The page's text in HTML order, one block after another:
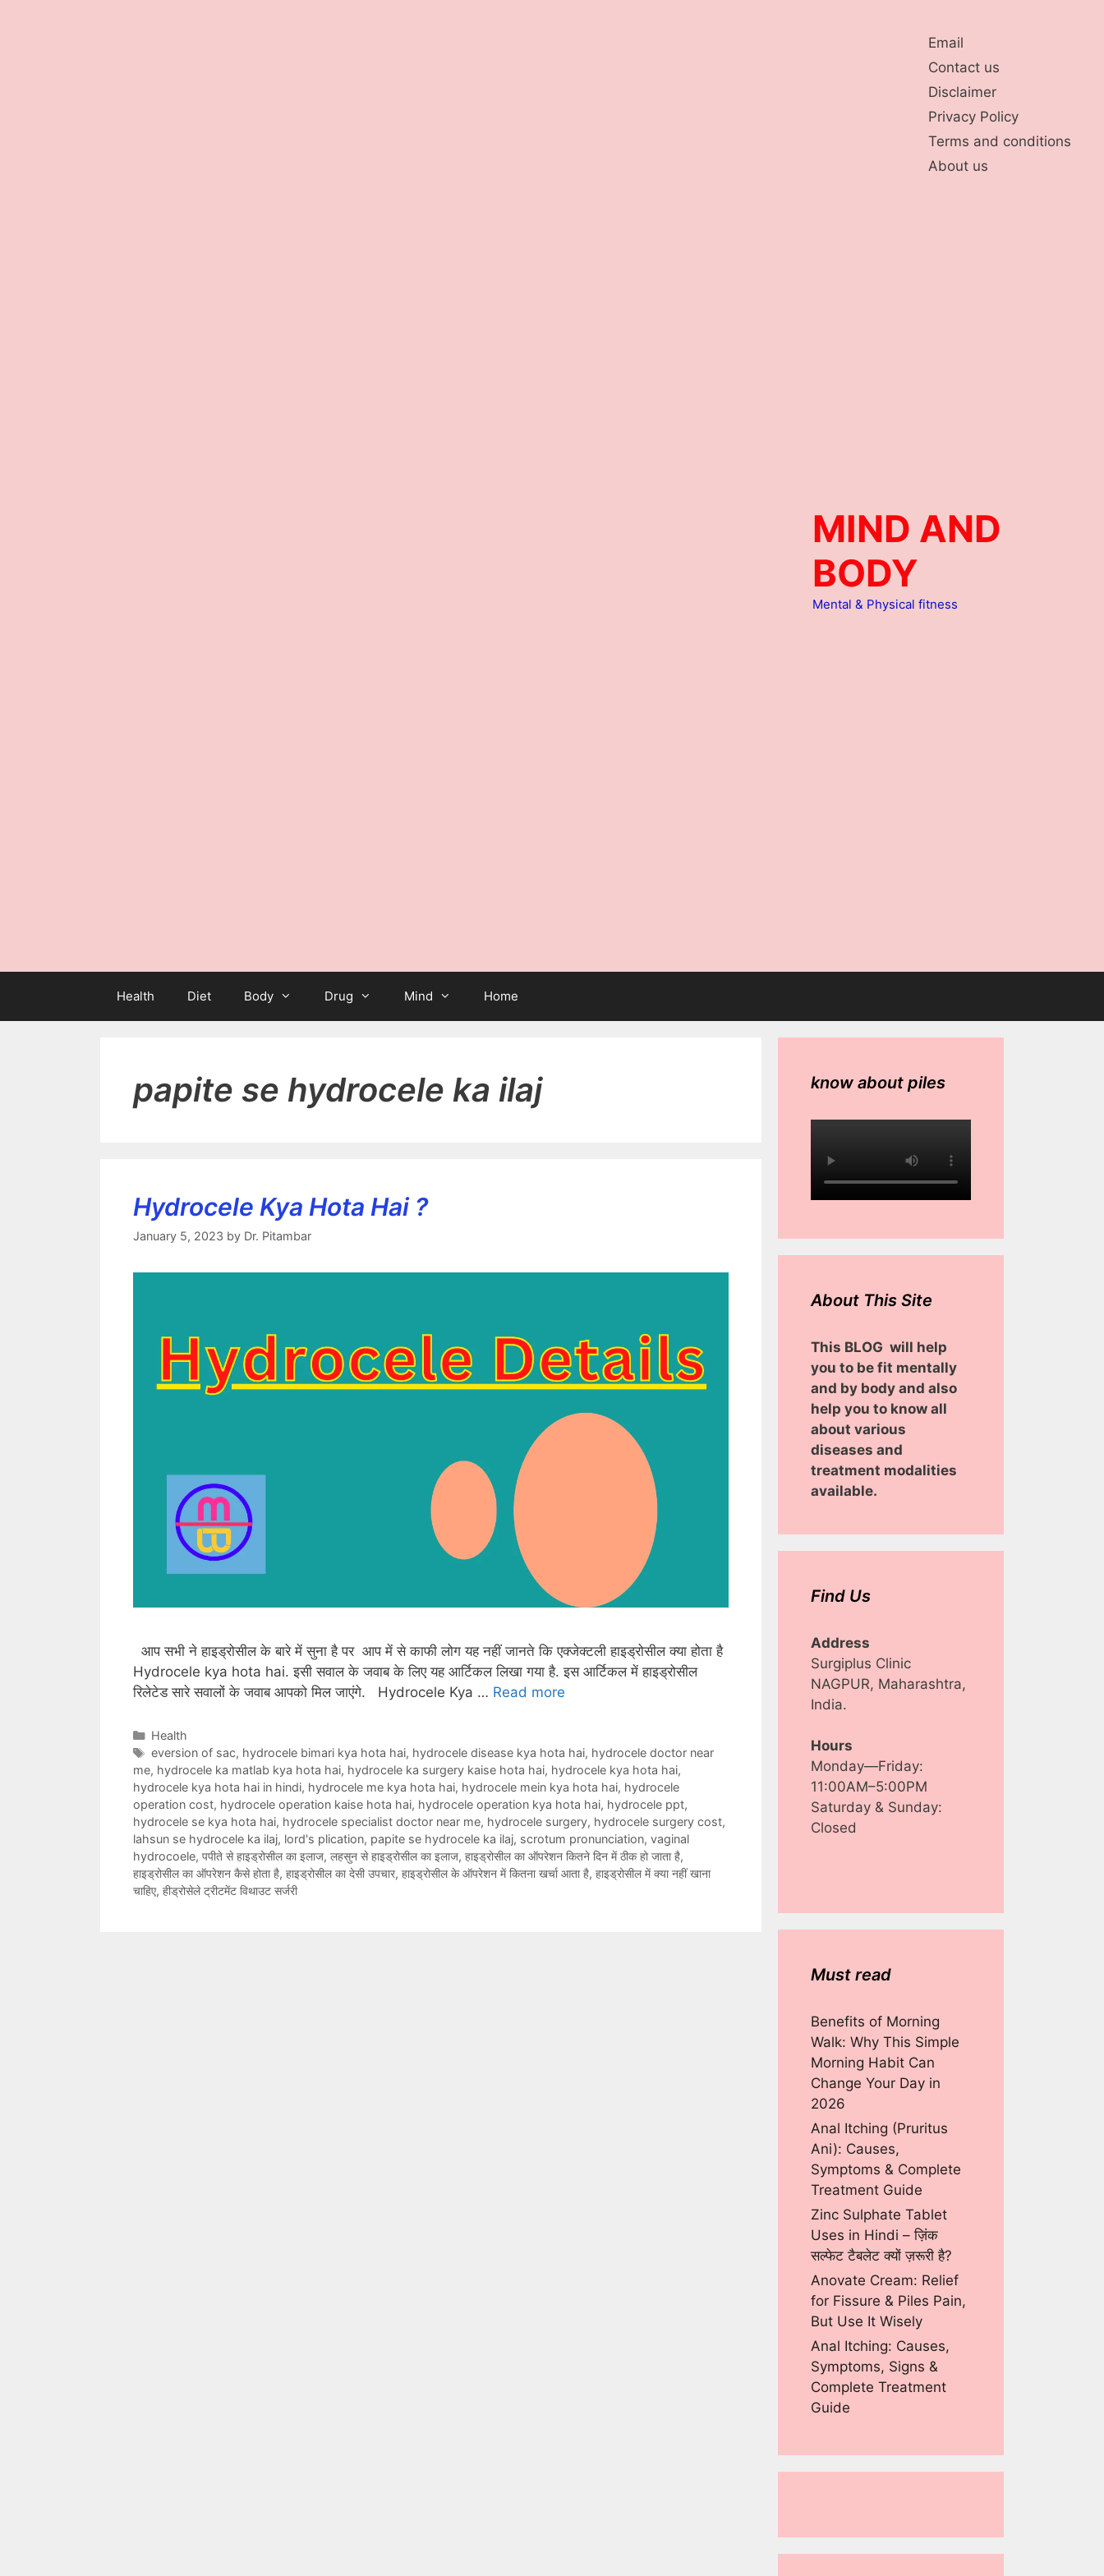
Email
Contact us
Disclaimer
Privacy Policy
Terms and conditions
About us
MIND AND
BODY
Mental & Physical fitness
Health Diet Body Drug Mind Home
papite se hydrocele ka ilaj
Hydrocele Kya Hota Hai ?
January 5, 2023 by Dr. Pitambar
आप सभी ने हाइड्रोसील के बारे में सुना है पर आप में से काफी लोग यह नहीं जानते कि एक्जेक्टली हाइड्रोसील क्या होता है
Hydrocele kya hota hai. इसी सवाल के जवाब के लिए यह आर्टिकल लिखा गया है. इस आर्टिकल में हाइड्रोसील
रिलेटेड सारे सवालों के जवाब आपको मिल जाएंगे. Hydrocele Kya … Read more
Categories
Health
Tags
eversion of sac, hydrocele bimari kya hota hai, hydrocele disease kya hota hai, hydrocele doctor near
me, hydrocele ka matlab kya hota hai, hydrocele ka surgery kaise hota hai, hydrocele kya hota hai,
hydrocele kya hota hai in hindi, hydrocele me kya hota hai, hydrocele mein kya hota hai, hydrocele
operation cost, hydrocele operation kaise hota hai, hydrocele operation kya hota hai, hydrocele ppt,
hydrocele se kya hota hai, hydrocele specialist doctor near me, hydrocele surgery, hydrocele surgery cost,
lahsun se hydrocele ka ilaj, lord's plication, papite se hydrocele ka ilaj, scrotum pronunciation, vaginal
hydrocoele, पपीते से हाइड्रोसील का इलाज, लहसुन से हाइड्रोसील का इलाज, हाइड्रोसील का ऑपरेशन कितने दिन में ठीक हो जाता है,
हाइड्रोसील का ऑपरेशन कैसे होता है, हाइड्रोसील का देसी उपचार, हाइड्रोसील के ऑपरेशन में कितना खर्चा आता है, हाइड्रोसील में क्या नहीं खाना
चाहिए, हीड्रोसेले ट्रीटमेंट विथाउट सर्जरी
know about piles
About This Site
This BLOG will help
you to be fit mentally
and by body and also
help you to know all
about various
diseases and
treatment modalities
available.
Find Us
Address
Surgiplus Clinic
NAGPUR, Maharashtra,
India.
Hours
Monday—Friday:
11:00AM–5:00PM
Saturday & Sunday:
Closed
Must read
Benefits of Morning
Walk: Why This Simple
Morning Habit Can
Change Your Day in
2026
Anal Itching (Pruritus
Ani): Causes,
Symptoms & Complete
Treatment Guide
Zinc Sulphate Tablet
Uses in Hindi – ज़िंक
सल्फेट टैबलेट क्यों ज़रूरी है?
Anovate Cream: Relief
for Fissure & Piles Pain,
But Use It Wisely
Anal Itching: Causes,
Symptoms, Signs &
Complete Treatment
Guide